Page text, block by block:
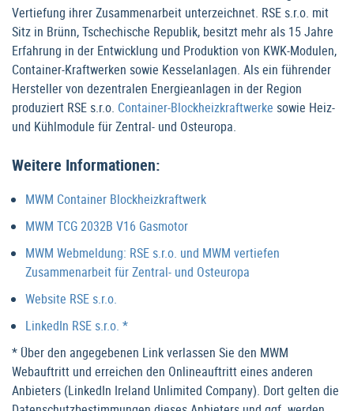
Vertiefung ihrer Zusammenarbeit unterzeichnet. RSE s.r.o. mit
Sitz in Brünn, Tschechische Republik, besitzt mehr als 15 Jahre
Erfahrung in der Entwicklung und Produktion von KWK-Modulen,
Container-Kraftwerken sowie Kesselanlagen. Als ein führender
Hersteller von dezentralen Energieanlagen in der Region
produziert RSE s.r.o. Container-Blockheizkraftwerke sowie Heiz-
und Kühlmodule für Zentral- und Osteuropa.
Weitere Informationen:
MWM Container Blockheizkraftwerk
MWM TCG 2032B V16 Gasmotor
MWM Webmeldung: RSE s.r.o. und MWM vertiefen
Zusammenarbeit für Zentral- und Osteuropa
Website RSE s.r.o.
LinkedIn RSE s.r.o. *
* Über den angegebenen Link verlassen Sie den MWM
Webauftritt und erreichen den Onlineauftritt eines anderen
Anbieters (LinkedIn Ireland Unlimited Company). Dort gelten die